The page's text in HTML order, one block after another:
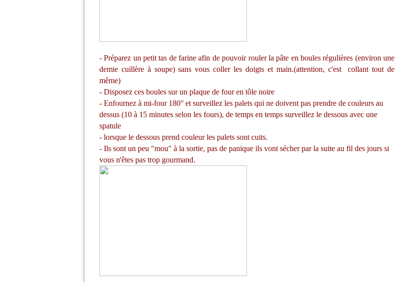
- Préparez un petit tas de farine afin de pouvoir rouler la pâte en boules régulières (environ une
demie cuillère à soupe) sans vous coller les doigts et main.(attention, c'est collant tout de
même)
- Disposez ces boules sur un plaque de four en tôle noire
- Enfournez à mi-four 180° et surveillez les palets qui ne doivent pas prendre de couleurs au
dessus (10 à 15 minutes selon les fours), de temps en temps surveillez le dessous avec une
spatule
- lorsque le dessous prend couleur les palets sont cuits.
- Ils sont un peu "mou" à la sortie, pas de panique ils vont sécher par la suite au fil des jours si
vous n'êtes pas trop gourmand.